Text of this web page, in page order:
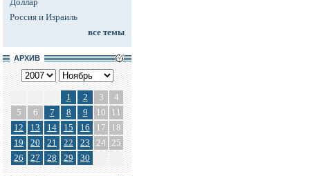
Россия и Израиль
все темы
АРХИВ
1 2 3
4
5
6 7 8 9 10
11
12
13 14 15 16 17
18
19
20 21 22 23 24 25
26
27 28 29 30